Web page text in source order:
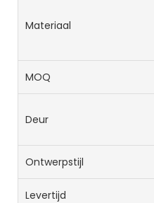
Materiaal
MOQ
Deur
Ontwerpstijl
Levertijd